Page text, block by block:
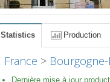
Statistics Production
France >
Dernière mise à jour